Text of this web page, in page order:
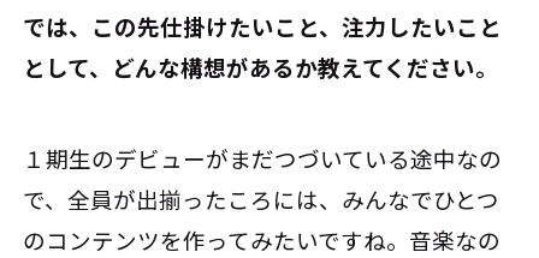
――では、この先仕掛けたいこと、注力したいこと
として、どんな構想があるか教えてください。
１期生のデビューがまだつづいている途中なの
で、全員が出揃ったころには、みんなでひとつ
のコンテンツを作ってみたいですね。音楽なの